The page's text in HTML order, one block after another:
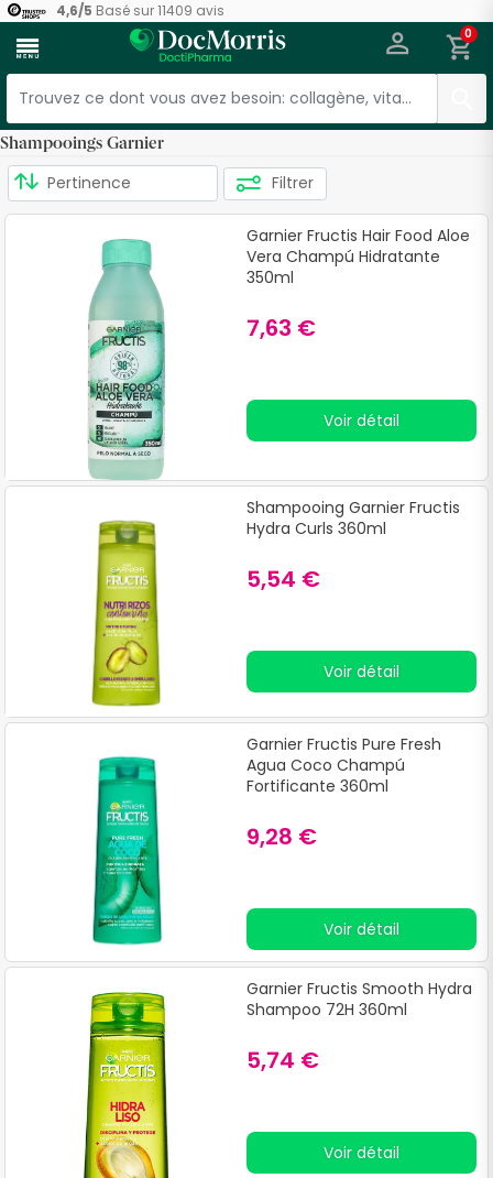
4,6/5 Basé sur11409 avis
menu 0
Shampooings Garnier
Filtrer
Garnier Fructis Hair Food Aloe
Vera Champú Hidratante
350ml
7,63 €
Voir détail
Shampooing Garnier Fructis
Hydra Curls 360ml
5,54 €
Voir détail
Garnier Fructis Pure Fresh
Agua Coco Champú
Fortificante 360ml
9,28 €
Voir détail
Garnier Fructis Smooth Hydra
Shampoo 72H 360ml
5,74 €
Voir détail